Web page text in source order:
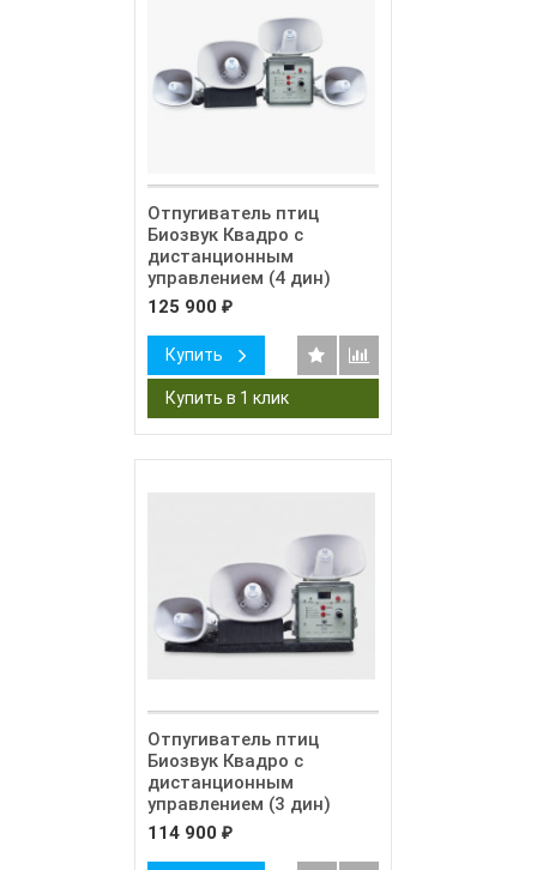
Отпугиватель птиц
Биозвук Квадро с
дистанционным
управлением (4 дин)
125 900 ₽
Купить
Отпугиватель птиц
Биозвук Квадро с
дистанционным
управлением (3 дин)
114 900 ₽